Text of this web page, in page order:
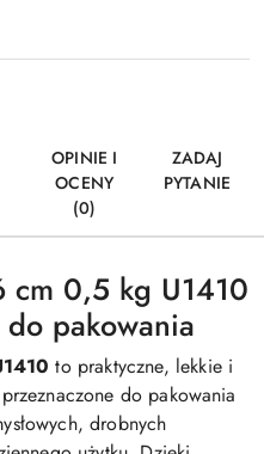
OPINIE I
OCENY
(0)
ZADAJ
PYTANIE
cm 0,5 kg U1410
pakowania
to praktyczne, lekkie i
do pakowania
drobnych